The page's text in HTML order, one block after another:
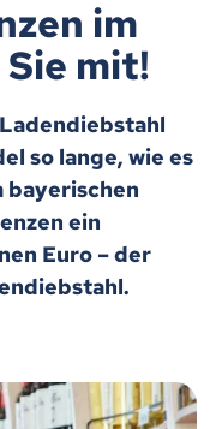
im
mit!
so lange, wie es
ein
Euro – der